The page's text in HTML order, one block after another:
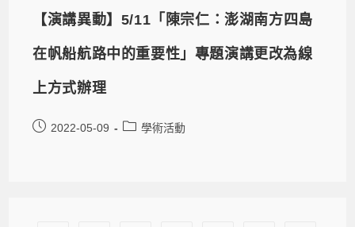
【演講異動】5/11「陳宗仁：澎湖南方四島
在帆船航路中的重要性」專題演講更改為線
上方式辦理
2022-05-09 學術活動